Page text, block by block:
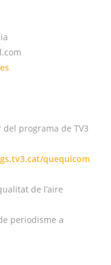
programa de TV3
quequicom
de l’aire
periodisme a